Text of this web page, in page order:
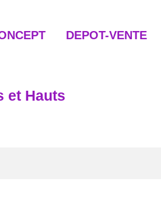
DEPOT-VENTE
et Hauts